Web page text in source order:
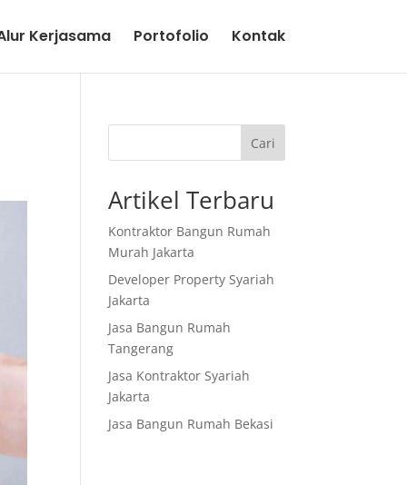
Kerjasama Portofolio Kontak
Cari
Artikel Terbaru
Kontraktor Bangun Rumah
Murah Jakarta
Developer Property Syariah
Jakarta
Jasa Bangun Rumah
Tangerang
Jasa Kontraktor Syariah
Jakarta
Jasa Bangun Rumah Bekasi